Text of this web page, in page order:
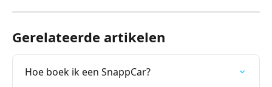
Gerelateerde artikelen
Hoe boek ik een SnappCar?